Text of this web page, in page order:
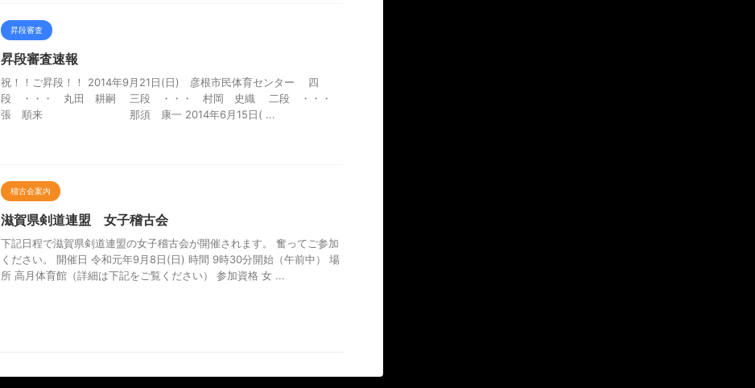
昇段審査
昇段審査速報
祝！！ご昇段！！ 2014年9月21日(日) 彦根市民体育センター 四
段 ・・・ 丸田 耕嗣 三段 ・・・ 村岡 史織 二段 ・・・
張 順来 那須 康一 2014年6月15日( ...
稽古会案内
滋賀県剣道連盟 女子稽古会
下記日程で滋賀県剣道連盟の女子稽古会が開催されます。 奮ってご参加
ください。 開催日 令和元年9月8日(日) 時間 9時30分開始（午前中） 場
所 高月体育館（詳細は下記をご覧ください） 参加資格 女 ...